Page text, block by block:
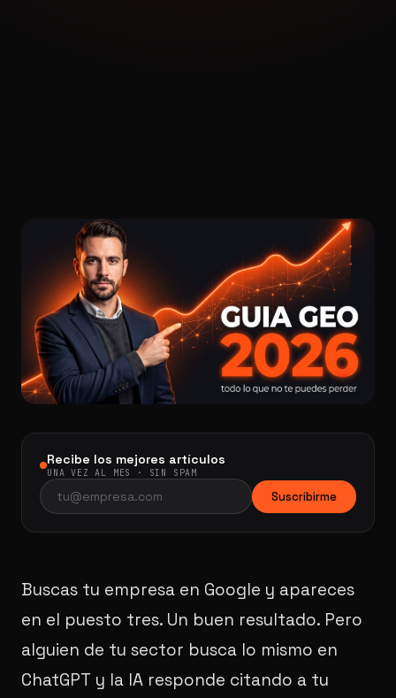
Recibe los mejores artículos
UNA VEZ AL MES · SIN SPAM
Suscribirme
Buscas tu empresa en Google y apareces
en el puesto tres. Un buen resultado. Pero
alguien de tu sector busca lo mismo en
ChatGPT y la IA responde citando a tu